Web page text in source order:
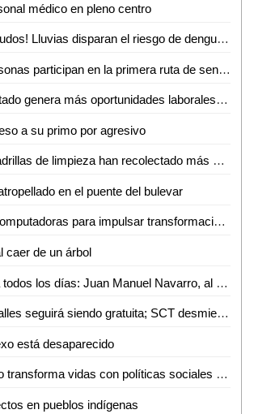
médico en pleno centro
¡Alerta por zancudos! Lluvias disparan el riesgo de dengue, zika y chikungunya
Más de 300 personas participan en la primera ruta de senderismo por la reinserción
Gobierno del estado genera más oportunidades laborales a mujeres potosinas
a su primo por agresivo
En Soledad, cuadrillas de limpieza han recolectado más de 10 toneladas de residuos por la fiesta futbolera
en el puente del bulevar
Entregarán 30 computadoras para impulsar transformación digital de negocios de la Huasteca
caer de un árbol
Soledad cambia todos los días: Juan Manuel Navarro, al arrancar pavimentación en bulevar Valle de los Fantasmas
Red Metro en Valles seguirá siendo gratuita; SCT desmiente cobro de 12 pesos
está desaparecido
Ricardo Gallardo transforma vidas con políticas sociales sin límites
en pueblos indígenas